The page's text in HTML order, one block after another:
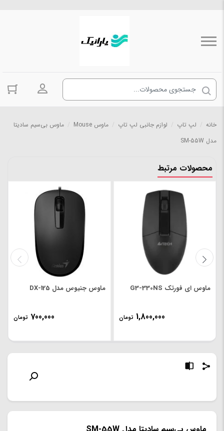
ورود به
خانه لپ تاپ لوازم جانبی لپ تاپ ماوس Mouse
ماوس بی‌سیم سادیتا
مدل SM-55W
محصولات مرتبط
ماوس ای فورتک G3-330NS
1,800,000 تومان
ماوس جنیوس مدل DX-125
700,000 تومان